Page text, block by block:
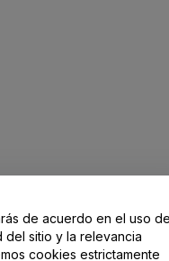
de acuerdo en el uso
del sitio y la relevancia
cookies estrictamente